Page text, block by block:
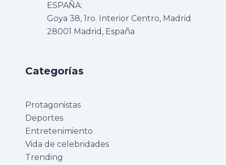
ESPAÑA:
Goya 38, 1ro. Interior Centro, Madrid
28001 Madrid, España
Categorías
Protagonistas
Deportes
Entretenimiento
Vida de celebridades
Trending